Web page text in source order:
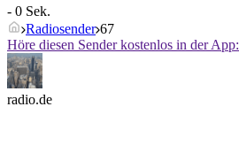
- 0 Sek.
Radiosender 67
Höre diesen Sender kostenlos in der App:
radio.de